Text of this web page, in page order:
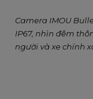
Camera IMOU
IP67, nhìn đêm
người và xe chính